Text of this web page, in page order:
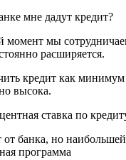
мне дадут кредит?
момент мы
расширяется.
кредит как
высока.
ставка по
от банка, но
программа